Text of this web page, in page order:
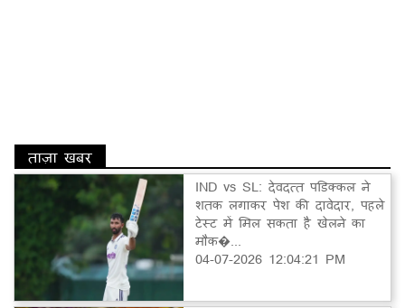
ताज़ा खबर
IND vs SL: देवदत्त पडिक्कल ने
शतक लगाकर पेश की दावेदार, पहले
टेस्ट में मिल सकता है खेलने का
मौक�...
04-07-2026 12:04:21 PM